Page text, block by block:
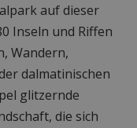
auf dieser
Inseln und Riffen
Wandern,
dalmatinischen
glitzernde
die sich